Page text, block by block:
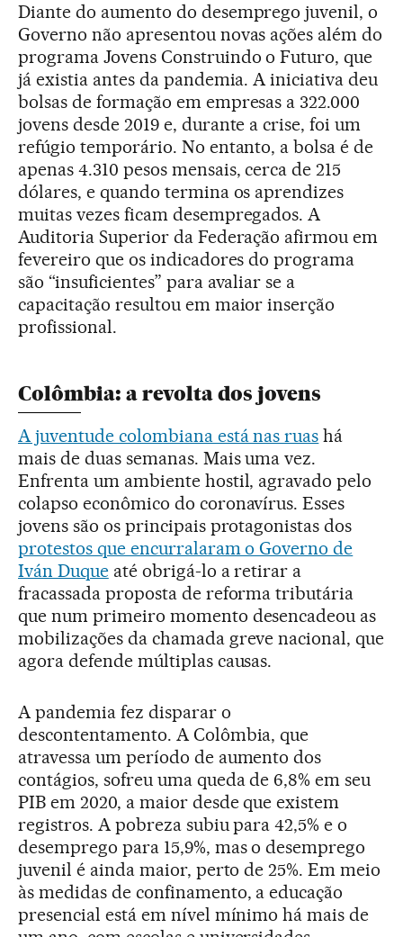
Diante do aumento do desemprego juvenil, o
Governo não apresentou novas ações além do
programa Jovens Construindo o Futuro, que
já existia antes da pandemia. A iniciativa deu
bolsas de formação em empresas a 322.000
jovens desde 2019 e, durante a crise, foi um
refúgio temporário. No entanto, a bolsa é de
apenas 4.310 pesos mensais, cerca de 215
dólares, e quando termina os aprendizes
muitas vezes ficam desempregados. A
Auditoria Superior da Federação afirmou em
fevereiro que os indicadores do programa
são “insuficientes” para avaliar se a
capacitação resultou em maior inserção
profissional.
Colômbia: a revolta dos jovens
A juventude colombiana está nas ruas há
mais de duas semanas. Mais uma vez.
Enfrenta um ambiente hostil, agravado pelo
colapso econômico do coronavírus. Esses
jovens são os principais protagonistas dos
protestos que encurralaram o Governo de
Iván Duqueaté obrigá-lo a retirar a
fracassada proposta de reforma tributária
que num primeiro momento desencadeou as
mobilizações da chamada greve nacional, que
agora defende múltiplas causas.
A pandemia fez disparar o
descontentamento. A Colômbia, que
atravessa um período de aumento dos
contágios, sofreu uma queda de 6,8% em seu
PIB em 2020, a maior desde que existem
registros. A pobreza subiu para 42,5% e o
desemprego para 15,9%, mas o desemprego
juvenil é ainda maior, perto de 25%. Em meio
às medidas de confinamento, a educação
presencial está em nível mínimo há mais de